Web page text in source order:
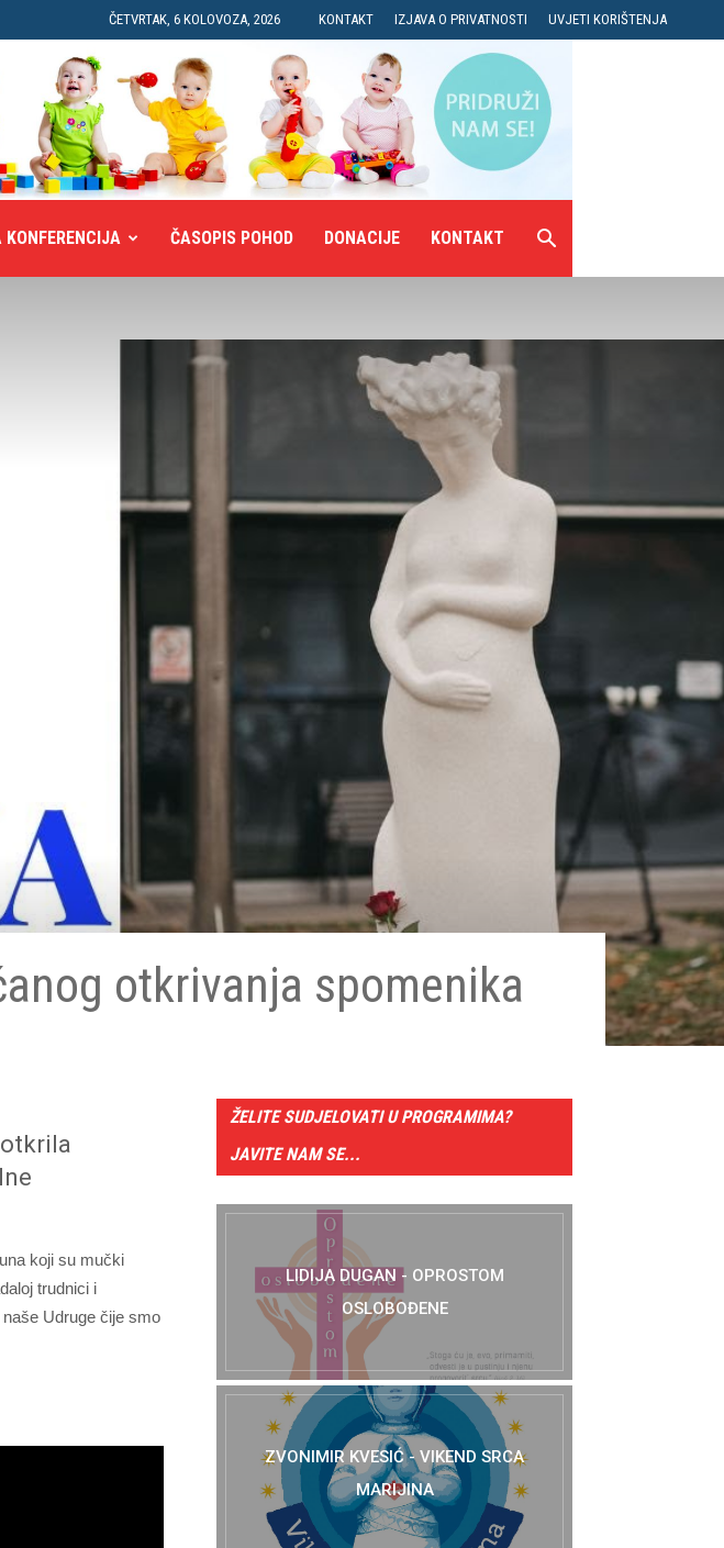
ČETVRTAK, 6 KOLOVOZA, 2026 KONTAKT IZJAVA O PRIVATNOSTI UVJETI KORIŠTENJA
KONFERENCIJA ČASOPIS POHOD DONACIJE KONTAKT
otkrivanja spomenika
koji su mučki
trudnici i
Udruge čije smo
ŽELITE SUDJELOVATI U PROGRAMIMA?
JAVITE NAM SE...
LIDIJA DUGAN - OPROSTOM
OSLOBOĐENE
ZVONIMIR KVESIĆ - VIKEND SRCA
MARIJINA